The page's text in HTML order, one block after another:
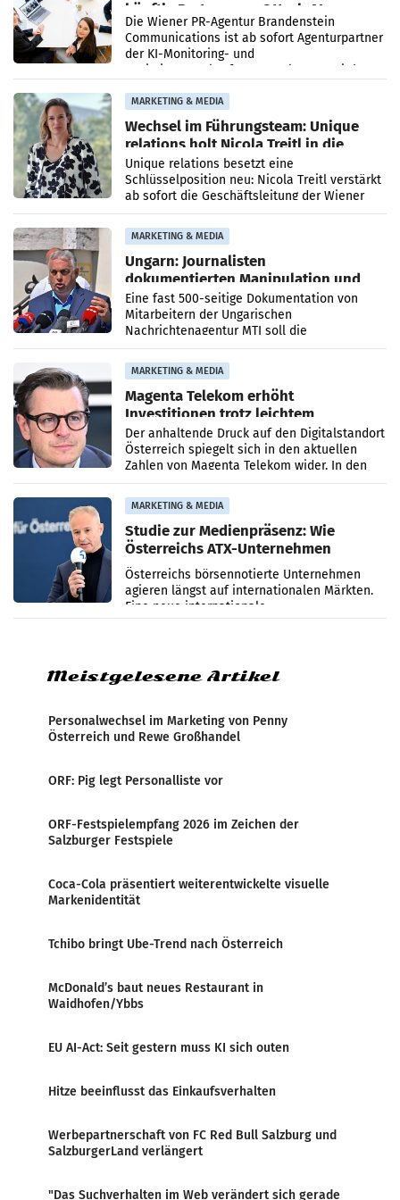
künftig Partner von OtterlyAI
Die Wiener PR-Agentur Brandenstein
Communications ist ab sofort Agenturpartner
der KI-Monitoring- und
Optimierungsplattform OtterlyAI. Damit baut
MARKETING & MEDIA
Wechsel im Führungsteam: Unique
relations holt Nicola Treitl in die
Geschäftsleitung
Unique relations besetzt eine
Schlüsselposition neu: Nicola Treitl verstärkt
ab sofort die Geschäftsleitung der Wiener
PR-Agentur an der Seite von Josef Kalina und
Anna Kalina-Mahr.
MARKETING & MEDIA
Ungarn: Journalisten
dokumentierten Manipulation und
Zensur
Eine fast 500-seitige Dokumentation von
Mitarbeitern der Ungarischen
Nachrichtenagentur MTI soll die
systematische Nachrichten-Manipulation und
Zensur bei der Agentur während der Zeit
MARKETING & MEDIA
Magenta Telekom erhöht
Investitionen trotz leichtem
Umsatzrückgang
Der anhaltende Druck auf den Digitalstandort
Österreich spiegelt sich in den aktuellen
Zahlen von Magenta Telekom wider. In den
ersten sechs Monaten des laufenden Jahres
verzeichnete
MARKETING & MEDIA
Studie zur Medienpräsenz: Wie
Österreichs ATX-Unternehmen
international wahrgenommen
werden
Österreichs börsennotierte Unternehmen
agieren längst auf internationalen Märkten.
Eine neue internationale
Medienresonanzanalyse untersucht die
Meistgelesene Artikel
Personalwechsel im Marketing von Penny
Österreich und Rewe Großhandel
ORF: Pig legt Personalliste vor
ORF-Festspielempfang 2026 im Zeichen der
Salzburger Festspiele
Coca-Cola präsentiert weiterentwickelte visuelle
Markenidentität
Tchibo bringt Ube-Trend nach Österreich
McDonald’s baut neues Restaurant in
Waidhofen/Ybbs
EU AI-Act: Seit gestern muss KI sich outen
Hitze beeinflusst das Einkaufsverhalten
Werbepartnerschaft von FC Red Bull Salzburg und
SalzburgerLand verlängert
"Das Suchverhalten im Web verändert sich gerade